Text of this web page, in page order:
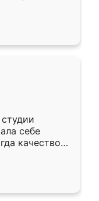
Остались
себе
качеством
уже почти